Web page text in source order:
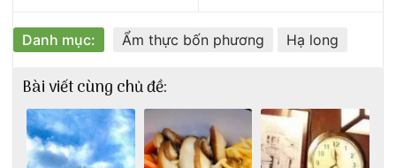
Danh mục: Ẩm thực bốn phương Hạ long
Bài viết cùng chủ đề: